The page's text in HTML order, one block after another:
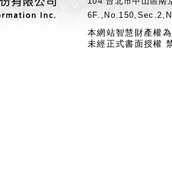
本網站智慧財產權
未經正式書面授權